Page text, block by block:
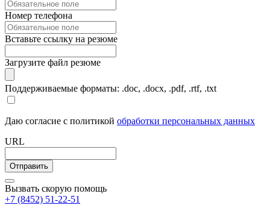
Номер телефона
Вставьте ссылку на резюме
Загрузите файл резюме
Поддерживаемые форматы: .doc, .docx, .pdf, .rtf, .txt
Даю согласие с политикой обработки персональных данных
URL
Вызвать скорую помощь
+7 (8452) 51-22-51